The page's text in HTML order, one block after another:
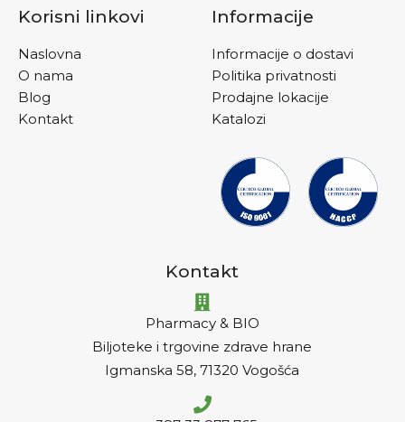
Korisni linkovi
Naslovna
O nama
Blog
Kontakt
Informacije
Informacije o dostavi
Politika privatnosti
Prodajne lokacije
Katalozi
Kontakt
Pharmacy & BIO
Biljoteke i trgovine zdrave hrane
Igmanska 58, 71320 Vogošća